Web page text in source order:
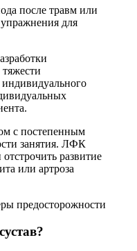
после травм или
упражнения для
с постепенным
занятия. ЛФК
развитие
или артроза